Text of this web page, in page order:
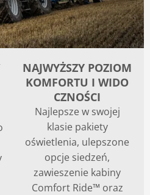
NAJWYŻSZY POZIOM
KOMFORTU I WIDO
CZNOŚCI
Najlepsze w swojej
klasie pakiety
oświetlenia, ulepszone
opcje siedzeń,
zawieszenie kabiny
Comfort Ride™ oraz